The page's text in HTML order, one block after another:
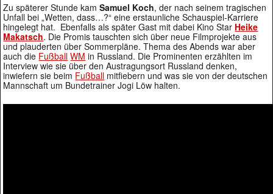
Zu späterer Stunde kam Samuel Koch, der nach seinem tragischen
Unfall bei „Wetten, dass…?“ eine erstaunliche Schauspiel-Karriere
hingelegt hat. Ebenfalls als später Gast mit dabei Kino Star Heike
Makatsch. Die Promis tauschten sich über neue Filmprojekte aus
und plauderten über Sommerpläne. Thema des Abends war aber
auch die Fußball WM in Russland. Die Prominenten erzählten im
Interview wie sie über den Austragungsort Russland denken,
inwiefern sie beim Fußball mitfiebern und was sie von der deutschen
Mannschaft um Bundetrainer Jogi Löw halten.